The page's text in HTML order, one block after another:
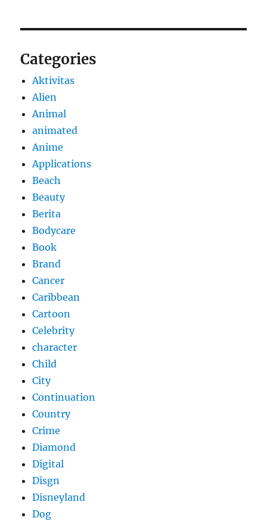
Categories
Aktivitas
Alien
Animal
animated
Anime
Applications
Beach
Beauty
Berita
Bodycare
Book
Brand
Cancer
Caribbean
Cartoon
Celebrity
character
Child
City
Continuation
Country
Crime
Diamond
Digital
Disgn
Disneyland
Dog